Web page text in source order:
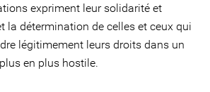
expriment leur solidarité et
la détermination de celles et ceux qui
légitimement leurs droits dans un
en plus hostile.